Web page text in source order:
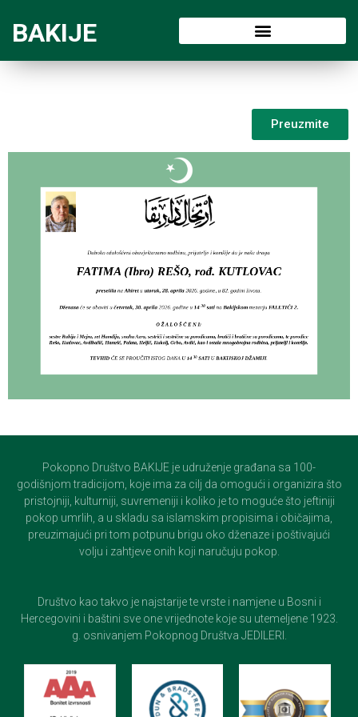
BAKIJE
Preuzmite
Pokopno Društvo BAKIJE je udruženje građana sa 100-
godišnjom tradicijom, koje ima za cilj da omogući i organizira što
pristojniji, kulturniji, suvremeniji i koliko je to moguće što jeftiniji
pokop umrlih, a u skladu sa islamskim propisima i običajima,
preuzimajući pri tom potpunu brigu oko dženaze i poštivajući
volju i zahtjeve onih koji naručuju pokop.
Društvo kao takvo je najstarije te vrste i namjene u Bosni i
Hercegovini i baštini sve one vrijednote koje su utemeljene 1923.
g. osnivanjem Pokopnog Društva JEDILERI.